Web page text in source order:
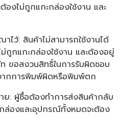
งไม่ถูกแกะกล่องใช้งาน และ
ว้: สินค้าไม่สามารถใช้งานได้
ถูกแกะกล่องใช้งาน และต้องอยู่
ขอสงวนสิทธิ์ในการรับผิดชอบ
ากการพิมพ์ผิดหรือพิมพ์ตก
ย: ผู้ซื้อต้องทำการส่งสินค้ากลับ
ล่องและอุปกรณ์ทั้งหมดจะต้อง